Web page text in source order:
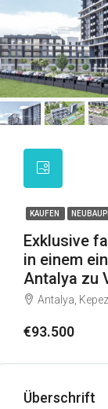
KAUFEN
Exklusive
in einem
Antalya zu
Antalya, Kepez
€93.500
Überschrift